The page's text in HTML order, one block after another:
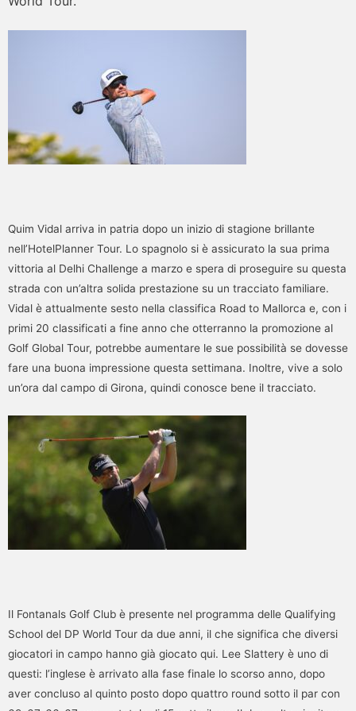
Quim Vidal arriva in patria dopo un inizio di stagione brillante
nell’HotelPlanner Tour. Lo spagnolo si è assicurato la sua prima
vittoria al Delhi Challenge a marzo e spera di proseguire su questa
strada con un’altra solida prestazione su un tracciato familiare.
Vidal è attualmente sesto nella classifica Road to Mallorca e, con i
primi 20 classificati a fine anno che otterranno la promozione al
Golf Global Tour, potrebbe aumentare le sue possibilità se dovesse
fare una buona impressione questa settimana. Inoltre, vive a solo
un’ora dal campo di Girona, quindi conosce bene il tracciato.
Il Fontanals Golf Club è presente nel programma delle Qualifying
School del DP World Tour da due anni, il che significa che diversi
giocatori in campo hanno già giocato qui. Lee Slattery è uno di
questi: l’inglese è arrivato alla fase finale lo scorso anno, dopo
aver concluso al quinto posto dopo quattro round sotto il par con